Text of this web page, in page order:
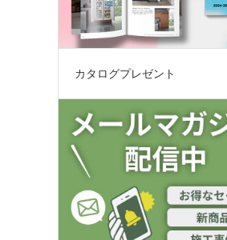
カタログプレゼント